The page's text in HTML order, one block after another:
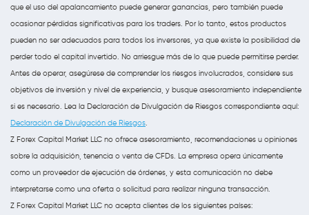
que el uso del apalancamiento puede generar ganancias, pero también puede
ocasionar pérdidas significativas para los traders. Por lo tanto, estos productos
pueden no ser adecuados para todos los inversores, ya que existe la posibilidad de
perder todo el capital invertido. No arriesgue más de lo que puede permitirse perder.
Antes de operar, asegúrese de comprender los riesgos involucrados, considere sus
objetivos de inversión y nivel de experiencia, y busque asesoramiento independiente
si es necesario. Lea la Declaración de Divulgación de Riesgos correspondiente aquí:
Declaración de Divulgación de Riesgos.
Z Forex Capital Market LLC no ofrece asesoramiento, recomendaciones u opiniones
sobre la adquisición, tenencia o venta de CFDs. La empresa opera únicamente
como un proveedor de ejecución de órdenes, y esta comunicación no debe
interpretarse como una oferta o solicitud para realizar ninguna transacción.
Z Forex Capital Market LLC no acepta clientes de los siguientes países: